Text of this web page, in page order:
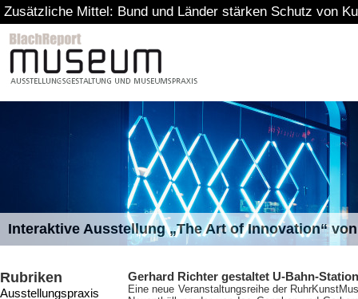
Zusätzliche Mittel: Bund und Länder stärken Schutz von
Interaktive Ausstellung „The Art of Innovation“
Rubriken
Ausstellungspraxis
Gerhard Richter gestaltet U-Bahn-
Eine neue Veranstaltungsreihe der